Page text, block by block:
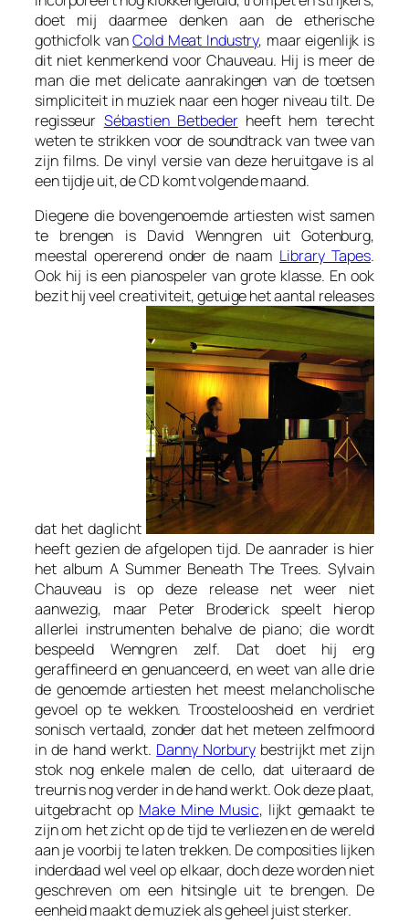
doet mij daarmee denken aan de etherische
gothicfolk vanCold Meat Industry, maar eigenlijk is
dit niet kenmerkend voor Chauveau. Hij is meer de
man die met delicate aanrakingen van de toetsen
simpliciteit in muziek naar een hoger niveau tilt. De
regisseur Sébastien Betbederheeft hem terecht
weten te strikken voor de soundtrack van twee van
zijn films. De vinyl versie van deze heruitgave is al
een tijdje uit, de CD komt volgende maand.
Diegene die bovengenoemde artiesten wist samen
te brengen is David Wenngren uit Gotenburg,
meestal opererend onder de naam Library Tapes.
Ook hij is een pianospeler van grote klasse. En ook
bezit hij veel creativiteit, getuige het aantal releases
dat het daglicht
heeft gezien de afgelopen tijd. De aanrader is hier
het albumA Summer Beneath The Trees. Sylvain
Chauveau is op deze release net weer niet
aanwezig, maar Peter Broderick speelt hierop
allerlei instrumenten behalve de piano; die wordt
bespeeld Wenngren zelf. Dat doet hij erg
geraffineerd en genuanceerd, en weet van alle drie
de genoemde artiesten het meest melancholische
gevoel op te wekken. Troosteloosheid en verdriet
sonisch vertaald, zonder dat het meteen zelfmoord
in de hand werkt. Danny Norburybestrijkt met zijn
stok nog enkele malen de cello, dat uiteraard de
treurnis nog verder in de hand werkt. Ook deze plaat,
uitgebracht op Make Mine Music, lijkt gemaakt te
zijn om het zicht op de tijd te verliezen en de wereld
aan je voorbij te laten trekken. De composities lijken
inderdaad wel veel op elkaar, doch deze worden niet
geschreven om een hitsingle uit te brengen. De
eenheid maakt de muziek als geheel juist sterker.